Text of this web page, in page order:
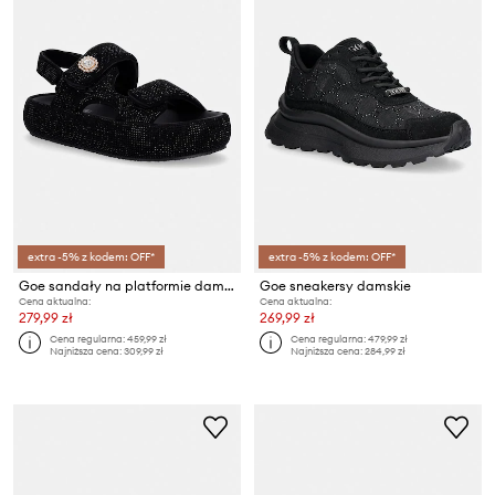
extra -5% z kodem: OFF*
Goe sandały na platformie damskie TT2N4102
Cena aktualna:
279,99 zł
Cena regularna:459,99 zł
Najniższa cena:309,99 zł
extra -5% z kodem: OFF*
Goe sneakersy damskie
Cena aktualna:
269,99 zł
Cena regularna:479,99 zł
Najniższa cena:284,99 zł